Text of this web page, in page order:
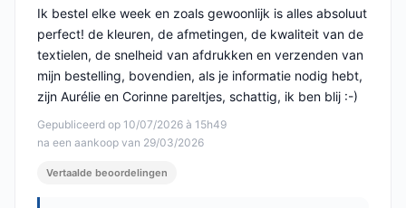
Gepubliceerd op 10/07/2026 à 15h49
na een aankoop van 29/03/2026
Ik bestel elke week en zoals gewoonlijk is alles absoluut
perfect! de kleuren, de afmetingen, de kwaliteit van de
textielen, de snelheid van afdrukken en verzenden van
mijn bestelling, bovendien, als je informatie nodig hebt,
zijn Aurélie en Corinne pareltjes, schattig, ik ben blij :-)
Vertaalde beoordelingen